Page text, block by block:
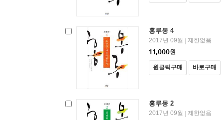
홍루몽 4
2017년 09월
제한없음
11,000원
원클릭구매 바로구매
홍루몽 2
2017년 09월
제한없음